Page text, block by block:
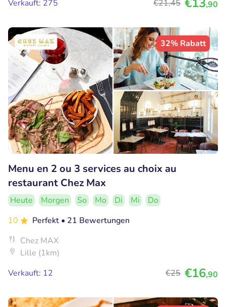
Verkauft: 275
€21,45 ,90
32% Rabatt
Menu en 2 ou 3 services au choix au
restaurant Chez Max
Heute Morgen So Mo Di Mi
Do
10
Perfekt • 21 Bewertungen
Chez MAX
Lille (1km)
Verkauft: 12
€25 €16,90